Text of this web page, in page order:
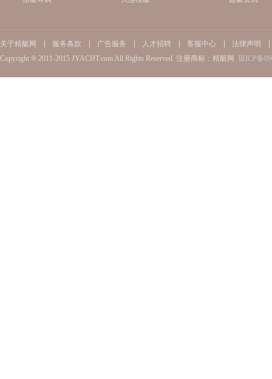
关于精艇网 服务条款 广告服务 人才招聘 客服中心
法律声明
Copyright ® 2011-2015 JYACHT.com All Rights Reserved 注册商标：精艇网 琼ICP备